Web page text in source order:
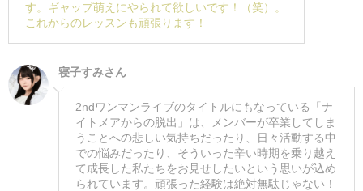
す。ギャップ萌えにやられて欲しいです！（笑）。
これからのレッスンも頑張ります！
寝子すみさん
2ndワンマンライブのタイトルにもなっている「ナ
イトメアからの脱出」は、メンバーが卒業してしま
うことへの悲しい気持ちだったり、日々活動する中
での悩みだったり、そういった辛い時期を乗り越え
て成長した私たちをお見せしたいという思いが込め
られています。頑張った経験は絶対無駄じゃない！